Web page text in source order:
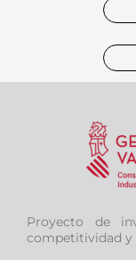
Proyecto de
competitividad y